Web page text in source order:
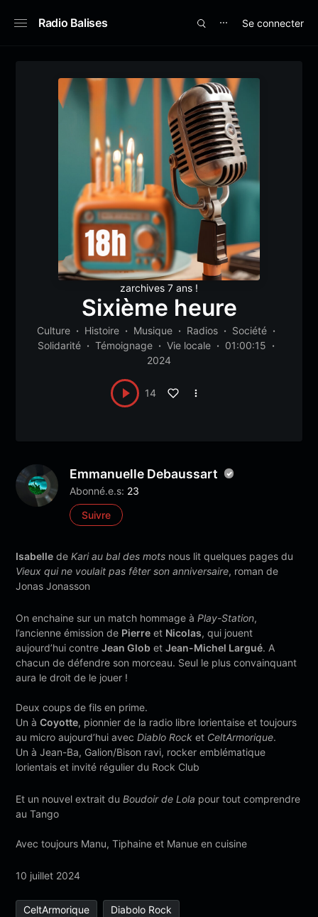
Radio Balises ⋯ Se connecter
zarchives 7 ans !
Sixième heure
Culture Histoire Musique Radios
Société
Solidarité
Témoignage Vie locale
01:00:15
2024
14
Emmanuelle Debaussart
Abonné.e.s: 23
Suivre
Isabelle deKari au bal des mots nous lit quelques pages du
Vieux qui ne voulait pas fêter son anniversaire, roman de
Jonas Jonasson
On enchaine sur un match hommage àPlay-Station,
l’ancienne émission de Pierre et Nicolas, qui jouent
aujourd’hui contreJean Glob etJean-Michel Largué. A
chacun de défendre son morceau. Seul le plus convainquant
aura le droit de le jouer !
Deux coups de fils en prime.
Un àCoyotte, pionnier de la radio libre lorientaise et toujours
au micro aujourd’hui avecDiablo Rock et CeltArmorique.
Un à Jean-Ba, Galion/Bison ravi, rocker emblématique
lorientais et invité régulier du Rock Club
Et un nouvel extrait duBoudoir de Lola pour tout comprendre
au Tango
Avec toujours Manu, Tiphaine et Manue en cuisine
10 juillet 2024
CeltArmorique Diabolo Rock